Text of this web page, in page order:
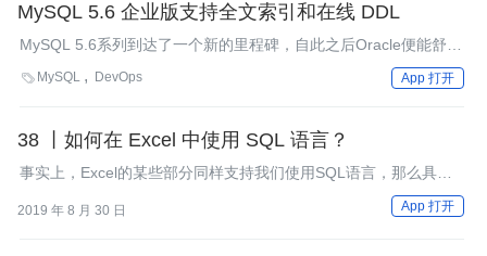
MySQL 5.6 企业版支持全文索引和在线 DDL
MySQL 5.6系列到达了一个新的里程碑，自此之后Oracle便能舒服
地为它的付费客户发布更新的MySQL企业版了。5.6版本对它所包
含的InnoDB做了重大更新，为其添加了全文索引和在线DDL功
 MySQL DevOps App 打开
38 丨如何在 Excel 中使用 SQL 语言？
事实上，Excel的某些部分同样支持我们使用SQL语言，那么具体
2019 年 8 月 30 日 App 打开